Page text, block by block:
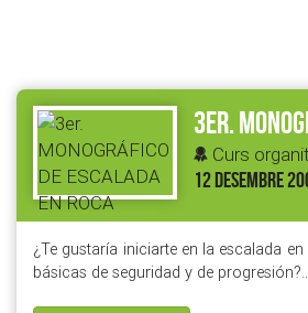
3er.
Curs
12 DESEMBRE
¿Te gustaría iniciarte en la escalada
básicas de seguridad y de